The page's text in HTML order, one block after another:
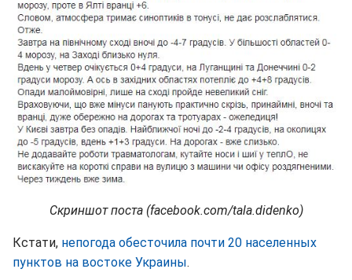
Скриншот поста (facebook.com/tala.didenko)
Кстати, непогода обесточила почти 20 населенных
пунктов на востоке Украины.